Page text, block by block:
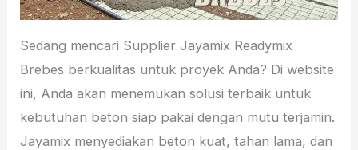
Sedang mencari Supplier Jayamix Readymix
Brebes berkualitas untuk proyek Anda? Di website
ini, Anda akan menemukan solusi terbaik untuk
kebutuhan beton siap pakai dengan mutu terjamin.
Jayamix menyediakan beton kuat, tahan lama, dan